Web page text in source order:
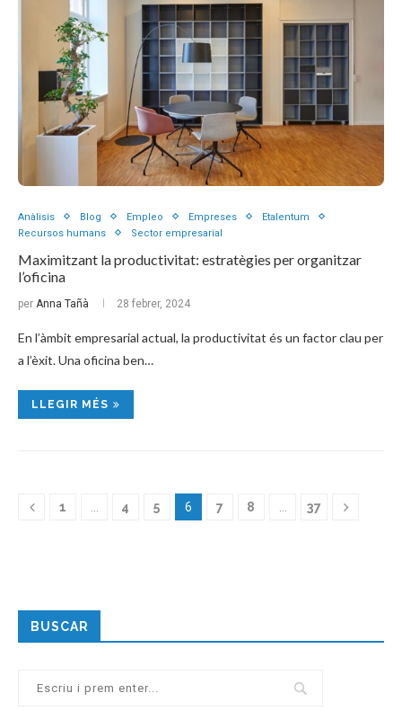
Anàlisis Blog Empleo Empreses
Etalentum
Recursos humans
Sector empresarial
Maximitzant la productivitat: estratègies per organitzar
l’oficina
per Anna Tañà 28 febrer, 2024
En l’àmbit empresarial actual, la productivitat és un factor clau per
a l’èxit. Una oficina ben…
LLEGIR MÉS
1 4 5 6 7 8 37
BUSCAR